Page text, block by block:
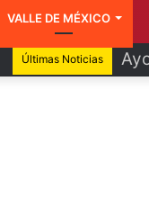
Últimas Noticias
VALLE DE MÉXICO